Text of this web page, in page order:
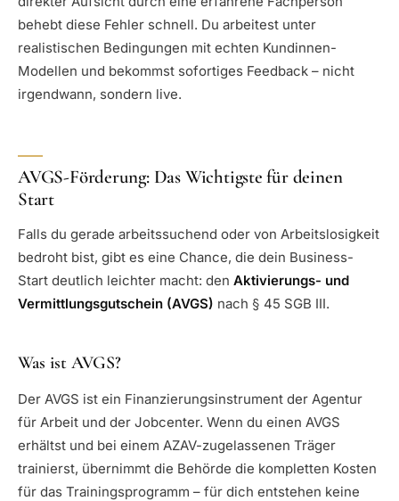
behebt diese Fehler schnell. Du arbeitest unter
realistischen Bedingungen mit echten Kundinnen-
Modellen und bekommst sofortiges Feedback – nicht
irgendwann, sondern live.
AVGS-Förderung: Das Wichtigste für deinen
Start
Falls du gerade arbeitssuchend oder von Arbeitslosigkeit
bedroht bist, gibt es eine Chance, die dein Business-
Start deutlich leichter macht: den Aktivierungs- und
Vermittlungsgutschein (AVGS) nach § 45 SGB III.
Was ist AVGS?
Der AVGS ist ein Finanzierungsinstrument der Agentur
für Arbeit und der Jobcenter. Wenn du einen AVGS
erhältst und bei einem AZAV-zugelassenen Träger
trainierst, übernimmt die Behörde die kompletten Kosten
für das Trainingsprogramm – für dich entstehen keine